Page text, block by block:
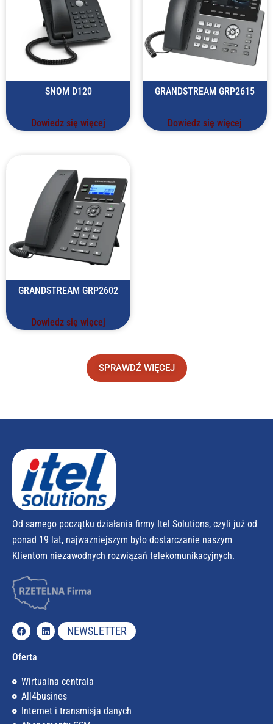
SNOM D120
Dowiedz się więcej
GRANDSTREAM GRP2615
Dowiedz się więcej
GRANDSTREAM GRP2602
Dowiedz się więcej
SPRAWDŹ WIĘCEJ
Od samego początku działania firmy Itel Solutions, czyli już od
ponad 19 lat, najważniejszym było dostarczanie naszym
Klientom niezawodnych rozwiązań telekomunikacyjnych.
NEWSLETTER
Oferta
Wirtualna centrala
All4busines
Internet i transmisja danych